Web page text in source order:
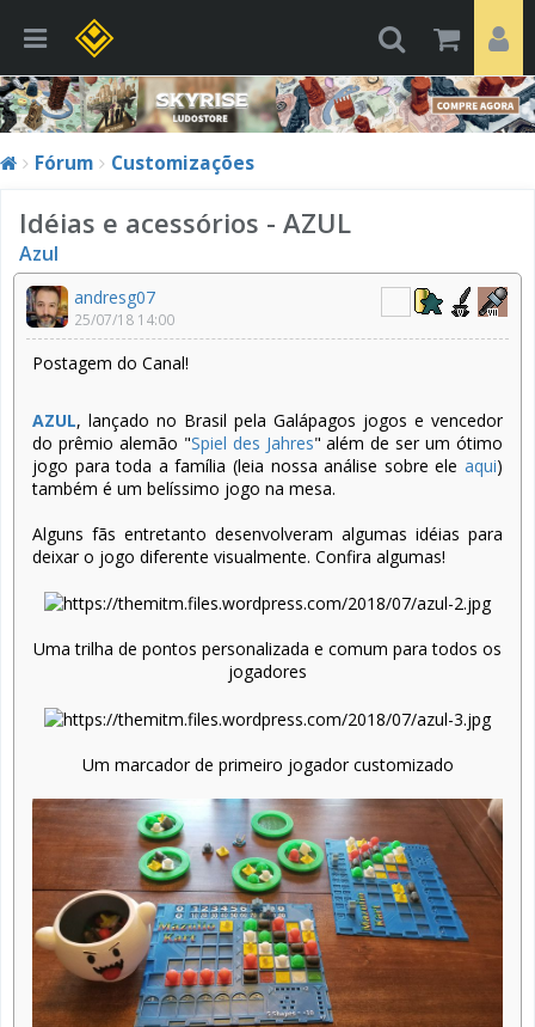
Fórum Customizações
Idéias e acessórios - AZUL
Azul
andresg07
25/07/18 14:00
Postagem do Canal!
AZUL, lançado no Brasil pela Galápagos jogos e vencedor
do prêmio alemão "Spiel des Jahres" além de ser um ótimo
jogo para toda a família (leia nossa análise sobre ele aqui)
também é um belíssimo jogo na mesa.
Alguns fãs entretanto desenvolveram algumas idéias para
deixar o jogo diferente visualmente. Confira algumas!
Uma trilha de pontos personalizada e comum para todos os
jogadores
Um marcador de primeiro jogador customizado